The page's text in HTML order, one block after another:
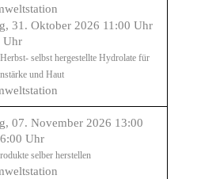
31. Oktober 2026 11:00 Uhr
Uhr
selbst hergestellte Hydrolate für
und Haut
07. November 2026 13:00
Uhr
selber herstellen